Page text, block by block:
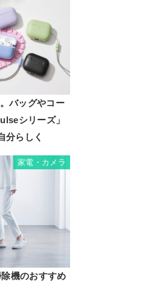
バッグやコー
シリーズ」
分らしく
家電・カメラ
機のおすすめ